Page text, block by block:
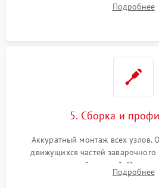
ring) и тефлоновых трубок для
Подробнее
5. Сборка и
Аккуратный монтаж всех узлов.
движущихся частей
силиконовой смазкой.
декальцинации и очисткиПодробнее